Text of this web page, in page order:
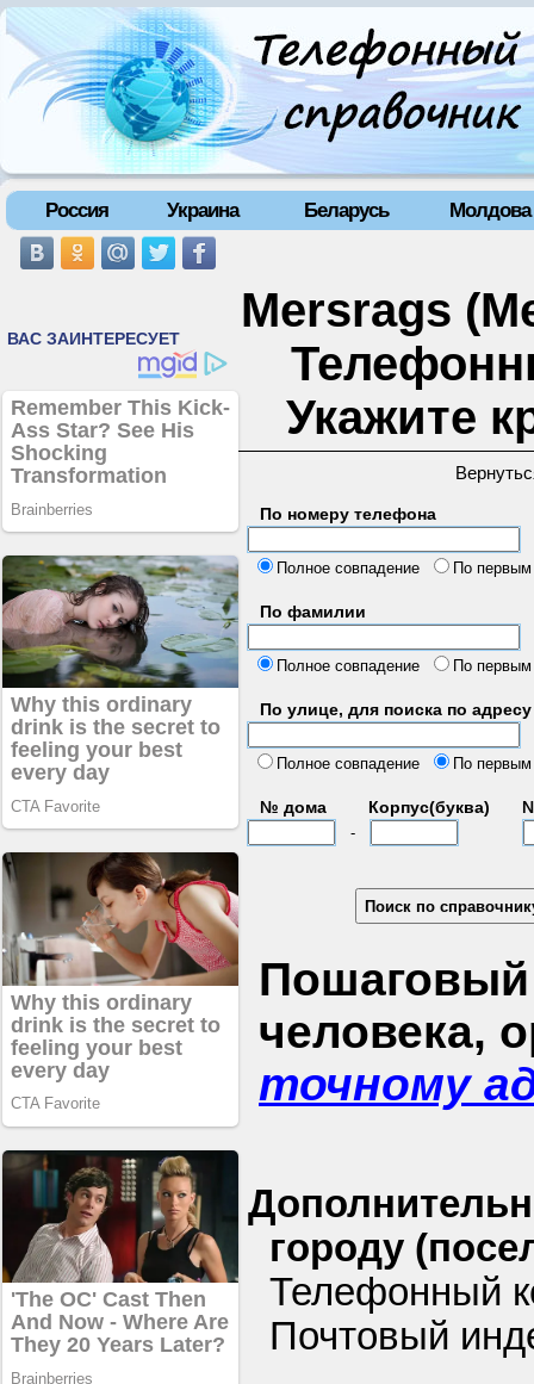
Россия Украина Беларусь Молдова
Mersrags
Укажите
По номеру телефона
Полное совпадение
По
По фамилии
Полное совпадение По
По улице, для поиска по адресу
Полное совпадение
По
№ дома Корпус(буква)
-
Пошаговый
человека,
точному
городу
Телефонный
Почтовый